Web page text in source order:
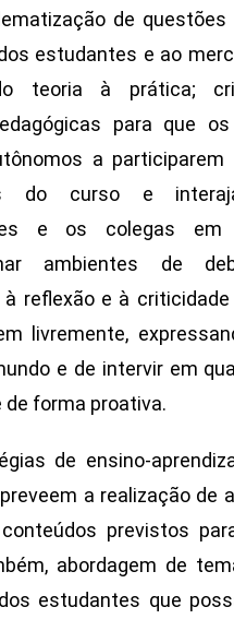
de questões
estudantes e ao
teoria à prática;
para que
a participarem
do curso e
e os colegas
ambientes de
à reflexão e à
livremente,
e de intervir em
de forma proativa.
de ensino-
a realização de
previstos
abordagem de
estudantes que